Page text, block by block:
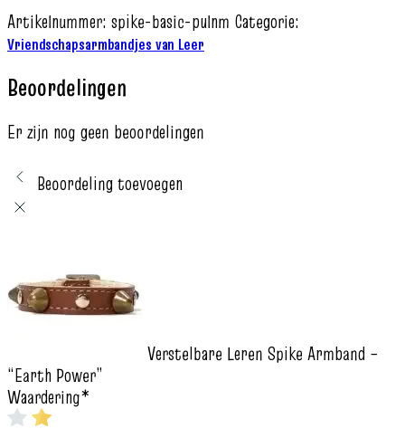
Artikelnummer: spike-basic-pulnm Categorie:
Vriendschapsarmbandjes van Leer
Beoordelingen
Er zijn nog geen beoordelingen
Beoordeling toevoegen
Verstelbare Leren Spike Armband –
“Earth Power”
Waardering*